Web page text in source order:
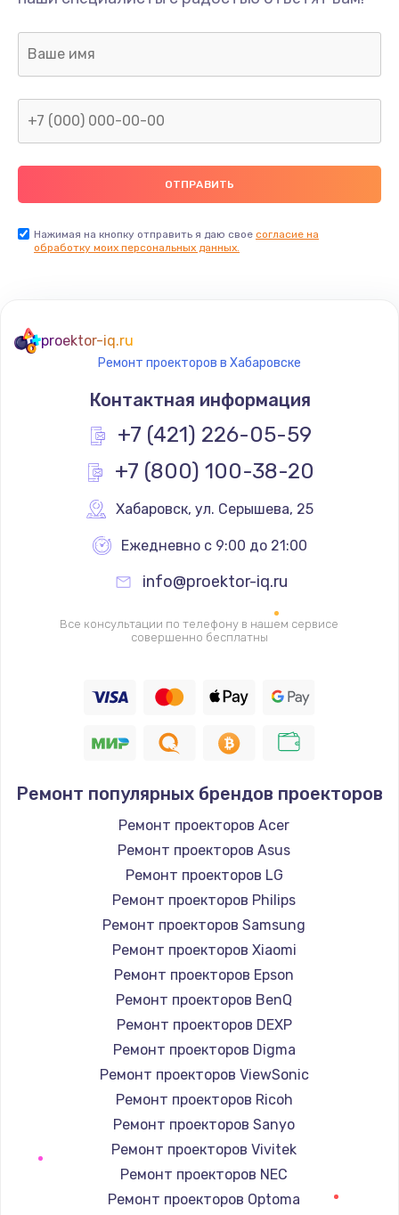
Заказать
Ремонт капиллярной трубки
400 руб.
Заказать
Замена термостата
1200 руб.
Заказать
Замена реле
Замена термопредохранителя
700 руб.
Заказать
2500 руб.
1400 руб.
Заказать
Замена / ремонт электронного модуля
управления
600 руб.
Замена конфорки
1100 руб.
Заказать
Замена платы сенсора
900 руб.
Заказать
Замена регулятора режимов конфорки
900 руб.
Нажимая на кнопку отправить я даю свое согласие на
обработку моих персональных данных.
proektor-iq.ru
Ремонт проекторов в Хабаровске
Контактная информация
+7 (421) 226-05-59
+7 (800) 100-38-20
Хабаровск, ул. Серышева, 25
Ежедневно с 9:00 до 21:00
info@proektor-iq.ru
Все консультации по телефону в нашем сервисе
совершенно бесплатны
Ремонт популярных брендов проекторов
Ремонт проекторов Acer
Ремонт проекторов Asus
Ремонт проекторов LG
Ремонт проекторов Philips
Ремонт проекторов Samsung
Ремонт проекторов Xiaomi
Ремонт проекторов Epson
Ремонт проекторов BenQ
Ремонт проекторов DEXP
Ремонт проекторов Digma
Ремонт проекторов ViewSonic
Ремонт проекторов Ricoh
Ремонт проекторов Sanyo
Ремонт проекторов Vivitek
Ремонт проекторов NEC
Ремонт проекторов Optoma